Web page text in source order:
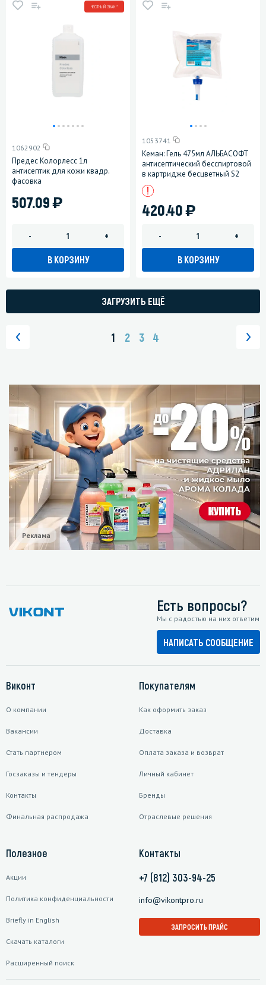
ЧЕСТНЫЙ ЗНАК *
1062902
Предес Колорлесс 1л
антисептик для кожи квадр.
фасовка
507.09)
- +
В КОРЗИНУ
1053741
Кеман: Гель 475мл АЛЬБАСОФТ
антисептический бесспиртовой
в картридже бесцветный S2
420.40)
- +
В КОРЗИНУ
ЗАГРУЗИТЬ ЕЩЁ
1 2 3 4
Реклама
Есть вопросы?
Мы с радостью на них ответим
НАПИСАТЬ СООБЩЕНИЕ
Виконт
О компании
Вакансии
Стать партнером
Госзаказы и тендеры
Контакты
Финальная распродажа
Покупателям
Как оформить заказ
Доставка
Оплата заказа и возврат
Личный кабинет
Бренды
Отраслевые решения
Полезное
Акции
Политика конфиденциальности
Briefly in English
Скачать каталоги
Расширенный поиск
Контакты
+7 (812) 303-94-25
info@vikontpro.ru
ЗАПРОСИТЬ ПРАЙС